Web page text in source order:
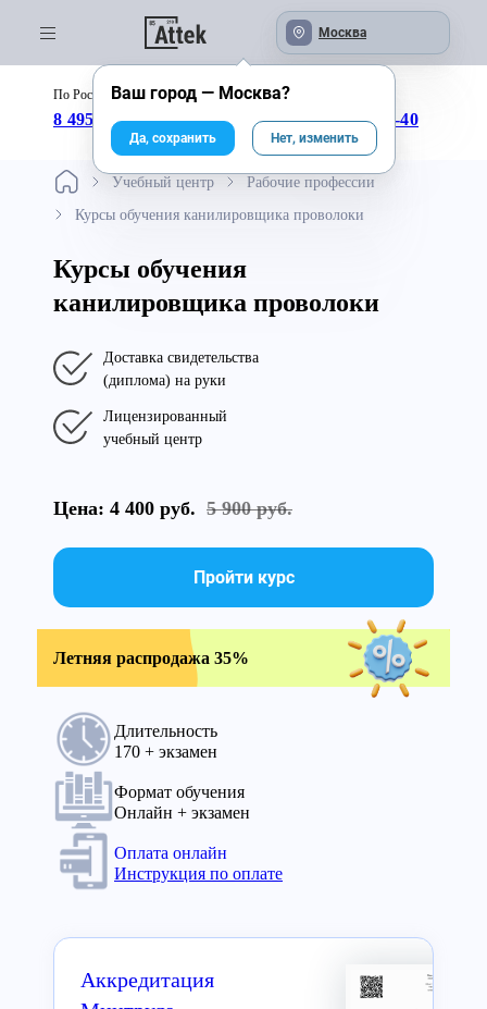
Москва
По России бесплатно:
8 495 246-04-43 8 800 333-25-40
Учебный центр
Рабочие профессии
Курсы обучения канилировщика проволоки
Курсы обучения
канилировщика проволоки
Доставка свидетельства
(диплома) на руки
Лицензированный
учебный центр
Цена: 4 400 руб. 5 900 руб.
Пройти курс
Летняя распродажа 35%
Длительность
170 + экзамен
Формат обучения
Онлайн + экзамен
Оплата онлайн
Инструкция по оплате
Аккредитация
Ваш город — Москва?
Да, сохранить Нет, изменить